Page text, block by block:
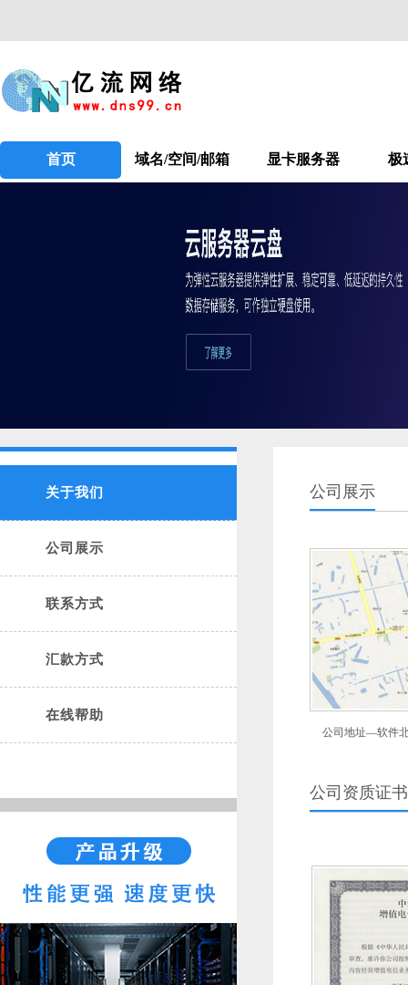
首页 域名/空间/邮箱 显卡服务器 极
关于我们
公司展示
联系方式
汇款方式
在线帮助
公司展示
公司地址—软件
公司资质证书